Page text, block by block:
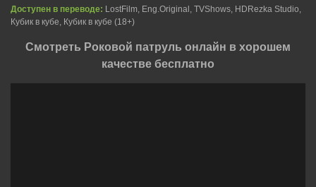
Доступен в переводе: LostFilm, Eng.Original, TVShows, HDRezka Studio,
Кубик в кубе, Кубик в кубе (18+)
Смотреть Роковой патруль онлайн в хорошем
качестве бесплатно